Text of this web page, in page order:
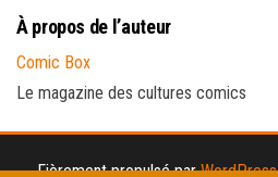
À propos de l’auteur
Comic Box
Le magazine des cultures comics
Fièrement propulsé parWordPress